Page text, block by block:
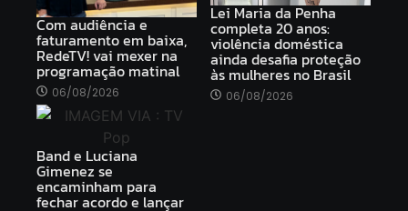
Com audiência e
faturamento em baixa,
RedeTV! vai mexer na
programação matinal
06/08/2026
Lei Maria da Penha
completa 20 anos:
violência doméstica
ainda desafia proteção
às mulheres no Brasil
06/08/2026
Band e Luciana
Gimenez se
encaminham para
fechar acordo e lançar